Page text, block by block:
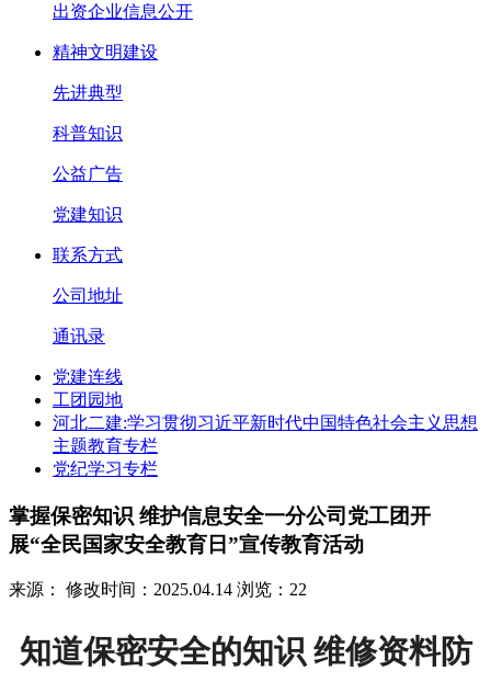
出资企业信息公开
精神文明建设
先进典型
科普知识
公益广告
党建知识
联系方式
公司地址
通讯录
党建连线
工团园地
河北二建:学习贯彻习近平新时代中国特色社会主义思想
主题教育专栏
党纪学习专栏
掌握保密知识 维护信息安全一分公司党工团开
展“全民国家安全教育日”宣传教育活动
来源： 修改时间：2025.04.14 浏览：22
知道保密安全的知识 维修资料防